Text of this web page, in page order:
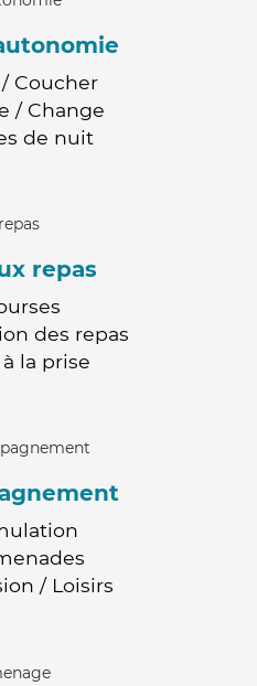
/ Coucher
/ Change
de nuit
repas
des repas
la prise
/ Loisirs